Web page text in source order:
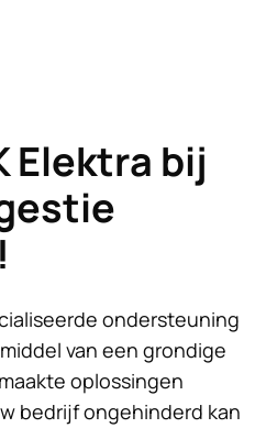
Elektra bij
ondersteuning
van een grondige
oplossingen
bedrijf ongehinderd kan